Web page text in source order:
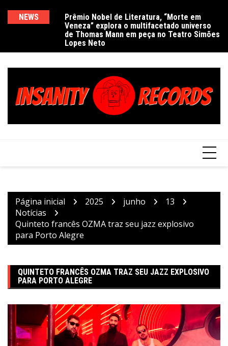
NEWS
Prêmio Nobel de Literatura, “Morte em
Veneza” explora o multifacetado universo
de Thomas Mann em peça no Teatro Simões
Lopes Neto
Página inicial 2025 junho
13
Notícias
Quinteto francês OZMA traz seu jazz explosivo
para Porto Alegre
QUINTETO FRANCÊS OZMA TRAZ SEU JAZZ EXPLOSIVO
PARA PORTO ALEGRE